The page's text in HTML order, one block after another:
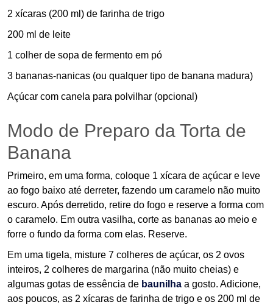
2 xícaras (200 ml) de farinha de trigo
200 ml de leite
1 colher de sopa de fermento em pó
3 bananas-nanicas (ou qualquer tipo de banana madura)
Açúcar com canela para polvilhar (opcional)
Modo de Preparo da Torta de
Banana
Primeiro, em uma forma, coloque 1 xícara de açúcar e leve
ao fogo baixo até derreter, fazendo um caramelo não muito
escuro. Após derretido, retire do fogo e reserve a forma com
o caramelo. Em outra vasilha, corte as bananas ao meio e
forre o fundo da forma com elas. Reserve.
Em uma tigela, misture 7 colheres de açúcar, os 2 ovos
inteiros, 2 colheres de margarina (não muito cheias) e
algumas gotas de essência de baunilha a gosto. Adicione,
aos poucos, as 2 xícaras de farinha de trigo e os 200 ml de